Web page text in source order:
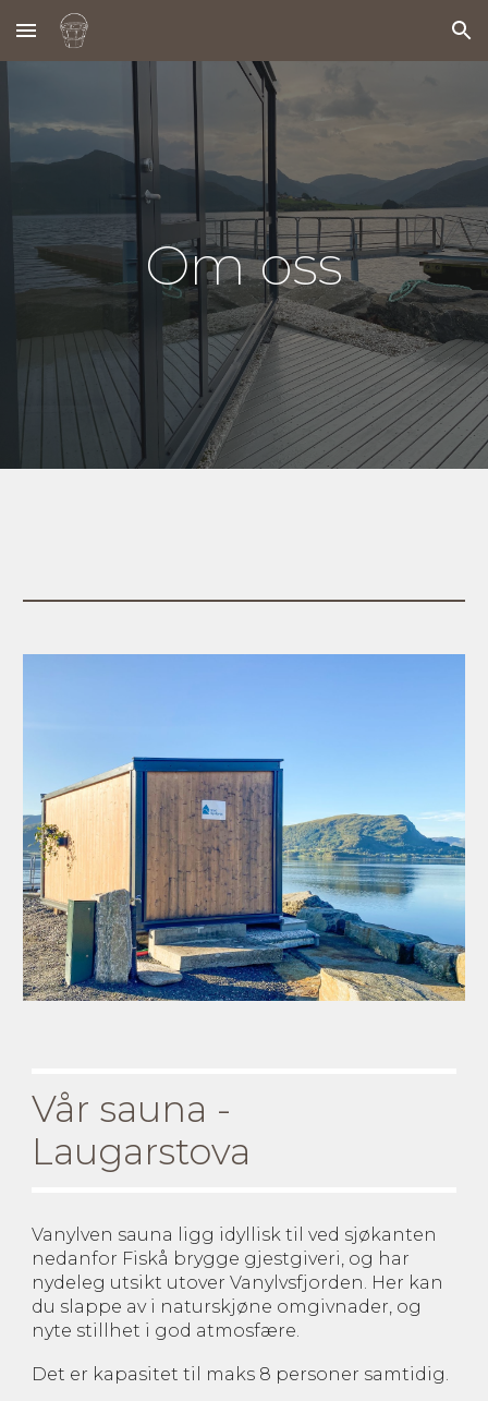
Skip to main content Skip to navigation
Om oss
Vår sauna -
Laugarstova
Vanylven sauna ligg idyllisk til ved sjøkanten
nedanfor Fiskå brygge gjestgiveri, og har
nydeleg utsikt utover Vanylvsfjorden. Her kan
du slappe av i naturskjøne omgivnader, og
nyte stillhet i god atmosfære.
Det er kapasitet til maks 8 personer samtidig.